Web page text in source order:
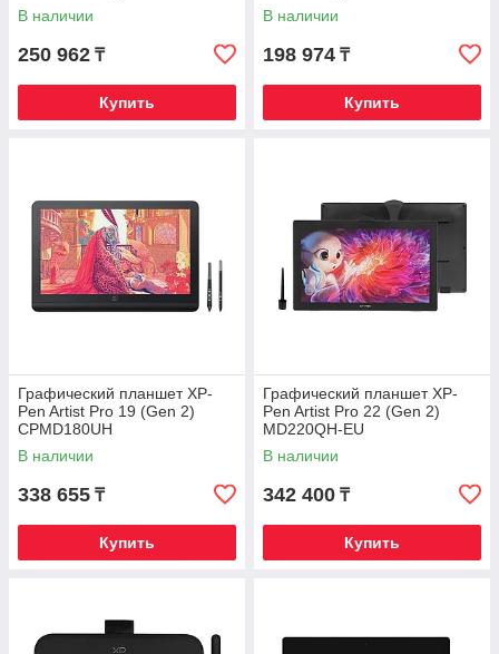
В наличии
250 962 ₸
Купить
В наличии
198 974 ₸
Купить
Графический планшет XP-
Pen Artist Pro 19 (Gen 2)
CPMD180UH
В наличии
338 655 ₸
Купить
Графический планшет XP-
Pen Artist Pro 22 (Gen 2)
MD220QH-EU
В наличии
342 400 ₸
Купить